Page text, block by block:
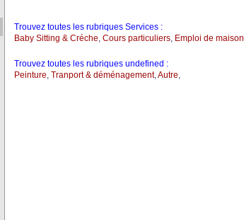
Trouvez toutes les rubriques Services :
Baby Sitting & Créche, Cours particuliers, Emploi de maison
Trouvez toutes les rubriques undefined :
Peinture, Tranport & déménagement,Autre,